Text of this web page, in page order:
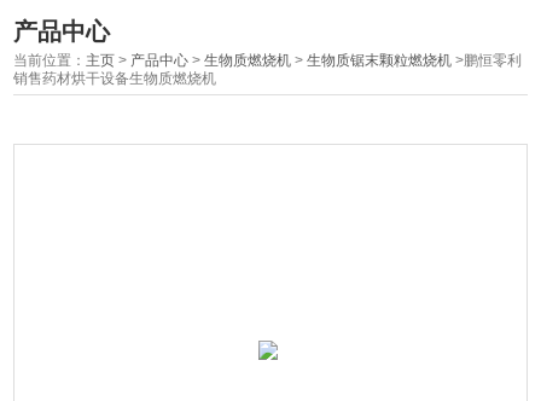
产品中心
当前位置： 主页 > 产品中心 >生物质燃烧机 >生物质锯末颗粒燃烧机 >鹏恒零利
销售药材烘干设备生物质燃烧机